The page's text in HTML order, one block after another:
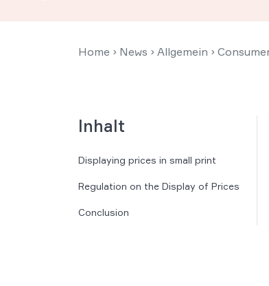
Home › News › Allgemein ›
Inhalt
Displaying prices in small print
Regulation on the Display of Prices
Conclusion